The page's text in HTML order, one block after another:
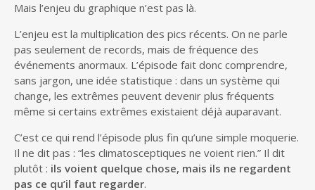
Mais l’enjeu du graphique n’est pas là.
L’enjeu est la multiplication des pics récents. On ne parle
pas seulement de records, mais de fréquence des
événements anormaux. L’épisode fait donc comprendre,
sans jargon, une idée statistique : dans un système qui
change, les extrêmes peuvent devenir plus fréquents
même si certains extrêmes existaient déjà auparavant.
C’est ce qui rend l’épisode plus fin qu’une simple moquerie.
Il ne dit pas : “les climatosceptiques ne voient rien.” Il dit
plutôt : ils voient quelque chose, mais ils ne regardent
pas ce qu’il faut regarder.